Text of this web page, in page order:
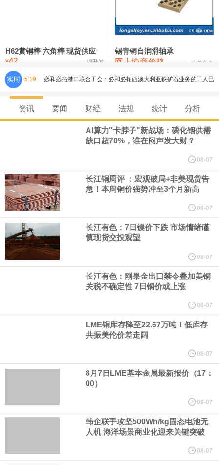
24,400
氯化镍 38,300—40,300 39,300 0
H62黄铜棒 六角棒 现货供应
¥42 锦升发
锡青铜自润滑轴承
网上协商价格 芜湖合金
实时 5:19
必和必拓港口联合工会：必和必拓西澳大利亚铁矿石业务的工人已
元，最近3年复合增长率达70.36%，呈快速增长趋势，并形成多项
核心技术和知识产权。截至2026年1月31日，公司拥有262项专利权
（含境内发明专利20项）。
纽约期银日内涨4%，现报64.08美元/盎司。
宇树科技董事长、总经理兼首席技术官王兴兴在网上路演时表示，
成技术、高紧凑度机器人身体集成技术、机器人激光雷达全自研核
用人形机器人、四足机器人等产品。
所做的工作“非常满意”。特朗普在社交媒体上发帖称，一些媒体有关
资讯 要闻 财经 法规 统计 分析
AI算力"卡脖子"新战场：磷化铟供需
缺口超70%，谁在闷声发大财？
08-07
长江铜周评 ：宏观破局+非美现货告
急！本周铜价强势冲至3个月新高
08-07
长江有色：7日镍价下跌 市场情绪谨
慎现货交投观望
08-07
长江有色：刚果金出口禁令叠加美铜
关税不确定性 7日铜价或上涨
08-07
LME铜库存降至22.67万吨！低库存
共振美伦价差走阔
08-07
8月7日LME基本金属最新报价（17：
00）
08-07
韩企联手攻坚500Wh/kg固态电池无
人机 海洋场景商业化迎来关键突破
08-07